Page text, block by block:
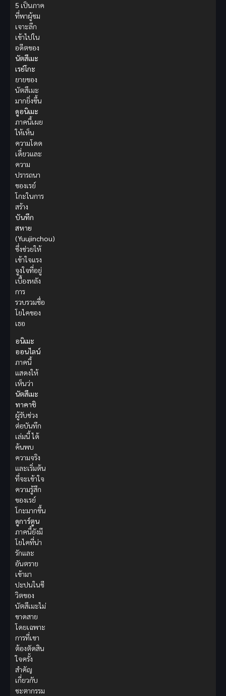
5 เป็นภาค
ที่พาผู้ชม
เจาะลึก
เข้าไปใน
อดีตของ
นัตสึเมะ
เรย์โกะ
ยายของ
นัตสึเมะ
มากยิ่งขึ้น
ดูอนิเมะ
ภาคนี้เผย
ให้เห็น
ความโดด
เดี่ยวและ
ความ
ปรารถนา
ของเรย์
โกะในการ
สร้าง
บันทึก
สหาย
(Yuujinchou)
ซึ่งช่วยให้
เข้าใจแรง
จูงใจที่อยู่
เบื้องหลัง
การ
รวบรวมชื่อ
โยไคของ
เธอ
อนิเมะ
ออนไลน์
ภาคนี้
แสดงให้
เห็นว่า
นัตสึเมะ
ทาคาชิ
ผู้รับช่วง
ต่อบันทึก
เล่มนี้ ได้
ค้นพบ
ความจริง
และเริ่มต้น
ที่จะเข้าใจ
ความรู้สึก
ของเรย์
โกะมากขึ้น
ดูการ์ตูน
ภาคนี้ยังมี
โยไคที่น่า
รักและ
อันตราย
เข้ามา
ปะปนในชี
วิตของ
นัตสึเมะไม่
ขาดสาย
โดยเฉพาะ
การที่เขา
ต้องตัดสิน
ใจครั้ง
สำคัญ
เกี่ยวกับ
ชะตากรรม